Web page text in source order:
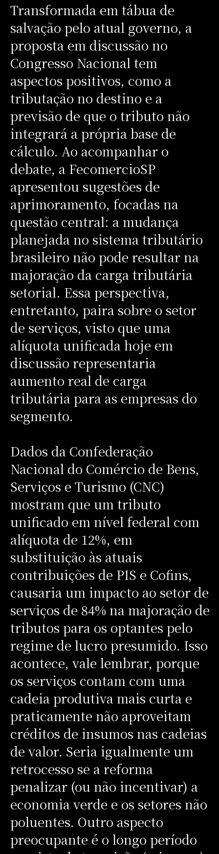
Transformada em tábua de
salvação pelo atual governo, a
proposta em discussão no
Congresso Nacional tem
aspectos positivos, como a
tributação no destino e a
previsão de que o tributo não
integrará a própria base de
cálculo. Ao acompanhar o
debate, a FecomercioSP
apresentou sugestões de
aprimoramento, focadas na
questão central: a mudança
planejada no sistema tributário
brasileiro não pode resultar na
majoração da carga tributária
setorial. Essa perspectiva,
entretanto, paira sobre o setor
de serviços, visto que uma
alíquota unificada hoje em
discussão representaria
aumento real de carga
tributária para as empresas do
segmento.
Dados da Confederação
Nacional do Comércio de Bens,
Serviços e Turismo (CNC)
mostram que um tributo
unificado em nível federal com
alíquota de 12%, em
substituição às atuais
contribuições de PIS e Cofins,
causaria um impacto ao setor de
serviços de 84% na majoração de
tributos para os optantes pelo
regime de lucro presumido. Isso
acontece, vale lembrar, porque
os serviços contam com uma
cadeia produtiva mais curta e
praticamente não aproveitam
créditos de insumos nas cadeias
de valor. Seria igualmente um
retrocesso se a reforma
penalizar (ou não incentivar) a
economia verde e os setores não
poluentes. Outro aspecto
preocupante é o longo período